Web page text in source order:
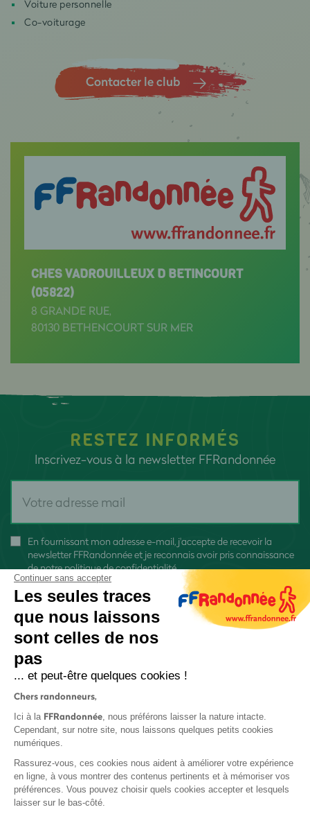
Voiture personnelle
Co-voiturage
Contacter le club
CHES VADROUILLEUX D BETINCOURT
(05822)
8 GRANDE RUE,
80130 BETHENCOURT SUR MER
RESTEZ INFORMÉS
Inscrivez-vous à la newsletter FFRandonnée
En fournissant mon adresse e-mail, j'accepte de recevoir la
newsletter FFRandonnée et je reconnais avoir pris connaissance
denotre politique de confidentialité
Protection des données
Politique de confidentialité
Continuer sans accepter
Les seules traces
que nous laissons
sont celles de nos
pas
... et peut-être quelques cookies !
Chers randonneurs,
Ici à la FFRandonnée, nous préférons laisser la nature intacte.
Cependant, sur notre site, nous laissons quelques petits cookies
numériques.
Rassurez-vous, ces cookies nous aident à améliorer votre expérience
en ligne, à vous montrer des contenus pertinents et à mémoriser vos
préférences. Vous pouvez choisir quels cookies accepter et lesquels
laisser sur le bas-côté.